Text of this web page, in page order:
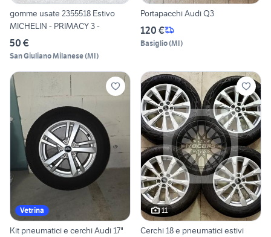
gomme usate 2355518 Estivo
MICHELIN - PRIMACY 3 -
50 €
San Giuliano Milanese(MI)
Portapacchi Audi Q3
120 €
Basiglio(MI)
Vetrina
Kit pneumatici e cerchi Audi 17"
11
Cerchi 18 e pneumatici estivi